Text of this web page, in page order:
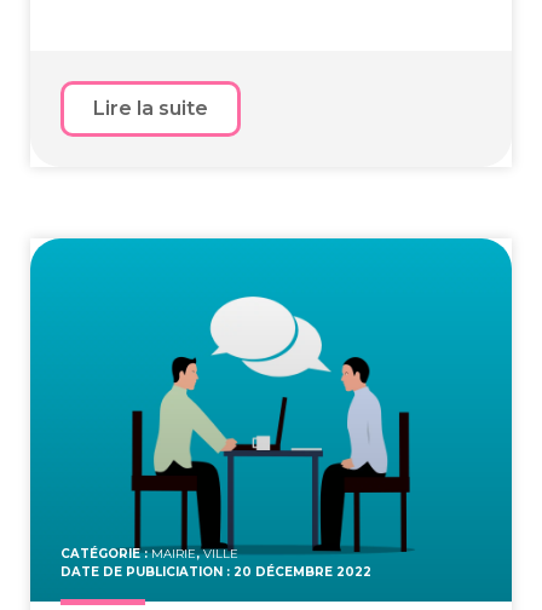
Lire la suite
CATÉGORIE :MAIRIE,VILLE
DATE DE PUBLICIATION : 20 DÉCEMBRE 2022